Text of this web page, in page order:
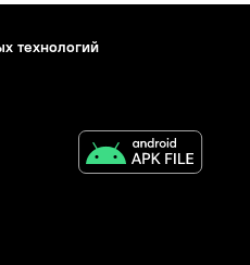
технологий